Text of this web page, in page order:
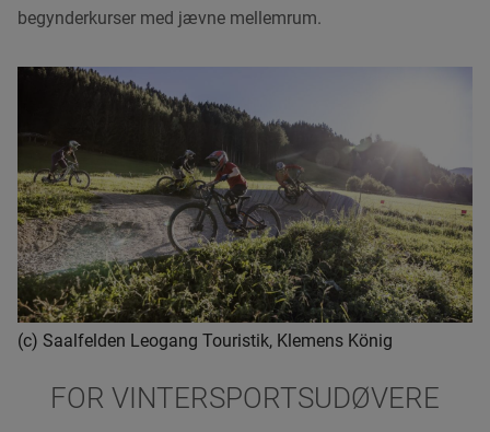
begynderkurser med jævne mellemrum.
(c) Saalfelden Leogang Touristik, Klemens König
FOR VINTERSPORTSUDØVERE